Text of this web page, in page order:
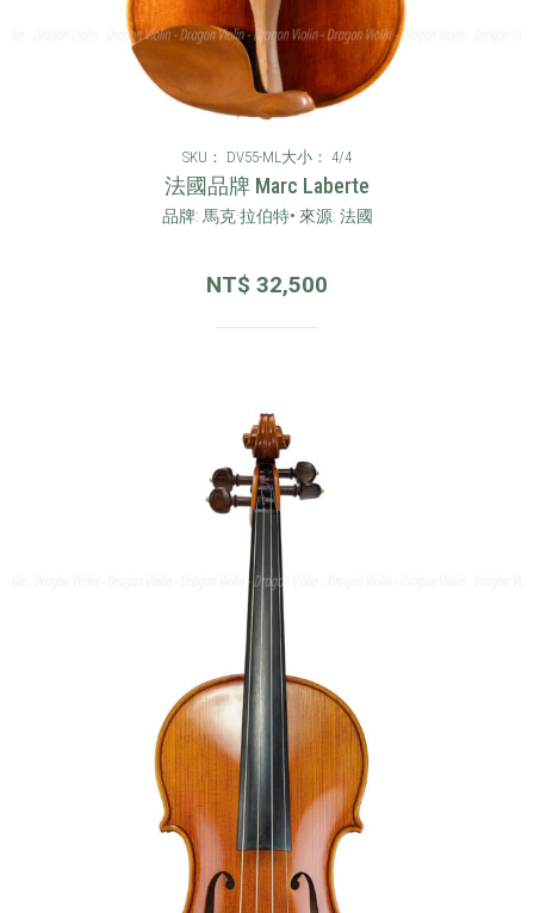
SKU： DV55-ML大小： 4/4
法國品牌 Marc Laberte
品牌: 馬克·拉伯特• 來源: 法國
NT$ 32,500